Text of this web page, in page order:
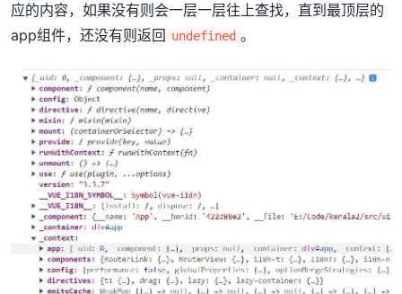
应的内容，如果没有则会一层一层往上查找，直到最顶层的
app组件，还没有则返回 undefined 。